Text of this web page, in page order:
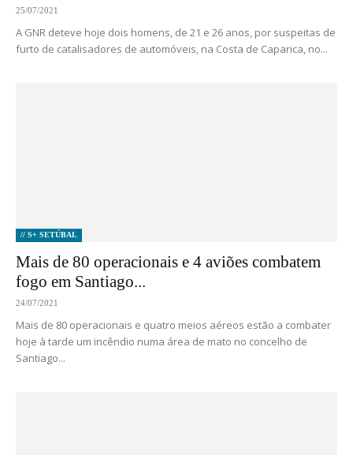
25/07/2021
A GNR deteve hoje dois homens, de 21 e 26 anos, por suspeitas de
furto de catalisadores de automóveis, na Costa de Caparica, no...
// S+ SETÚBAL
Mais de 80 operacionais e 4 aviões combatem
fogo em Santiago...
24/07/2021
Mais de 80 operacionais e quatro meios aéreos estão a combater
hoje à tarde um incêndio numa área de mato no concelho de
Santiago...